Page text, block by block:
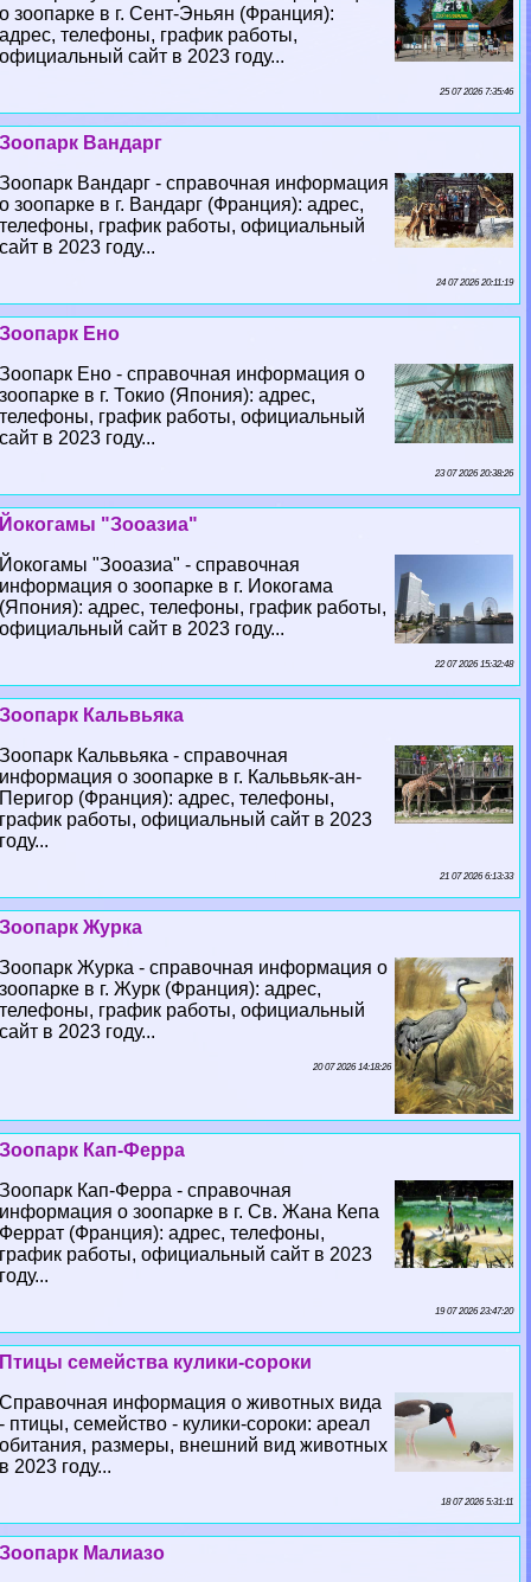
о зоопарке в г. Сент-Эньян (Франция):
адрес, телефоны, график работы,
официальный сайт в 2023 году...
25 07 2026 7:35:46
Зоопарк Вандарг
Зоопарк Вандарг - справочная информация
о зоопарке в г. Вандарг (Франция): адрес,
телефоны, график работы, официальный
сайт в 2023 году...
24 07 2026 20:11:19
Зоопарк Ено
Зоопарк Ено - справочная информация о
зоопарке в г. Токио (Япония): адрес,
телефоны, график работы, официальный
сайт в 2023 году...
23 07 2026 20:38:26
Йокогамы "Зооазиа"
Йокогамы "Зооазиа" - справочная
информация о зоопарке в г. Иокогама
(Япония): адрес, телефоны, график работы,
официальный сайт в 2023 году...
22 07 2026 15:32:48
Зоопарк Кальвьяка
Зоопарк Кальвьяка - справочная
информация о зоопарке в г. Кальвьяк-ан-
Перигор (Франция): адрес, телефоны,
график работы, официальный сайт в 2023
году...
21 07 2026 6:13:33
Зоопарк Журка
Зоопарк Журка - справочная информация о
зоопарке в г. Журк (Франция): адрес,
телефоны, график работы, официальный
сайт в 2023 году...
20 07 2026 14:18:26
Зоопарк Кап-Ферра
Зоопарк Кап-Ферра - справочная
информация о зоопарке в г. Св. Жана Кепа
Феррат (Франция): адрес, телефоны,
график работы, официальный сайт в 2023
году...
19 07 2026 23:47:20
Птицы семейства кулики-сороки
Справочная информация о животных вида
- птицы, семейство - кулики-сороки: ареал
обитания, размеры, внешний вид животных
в 2023 году...
18 07 2026 5:31:11
Зоопарк Малиазо